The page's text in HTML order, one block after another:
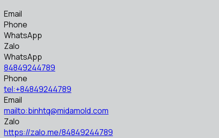
Email
Phone
WhatsApp
Zalo
WhatsApp
84849244789
Phone
tel:+84849244789
Email
mailto:binhtq@midamold.com
Zalo
https://zalo.me/84849244789